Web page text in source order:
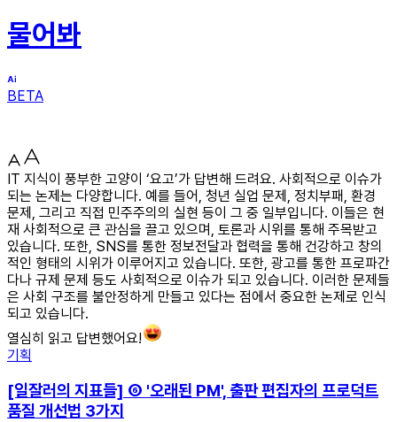
물어봐
BETA
IT 지식이 풍부한 고양이 ‘요고’가 답변해 드려요. 사회적으로 이슈가
되는 논제는 다양합니다. 예를 들어, 청년 실업 문제, 정치부패, 환경
문제, 그리고 직접 민주주의의 실현 등이 그 중 일부입니다. 이들은 현
재 사회적으로 큰 관심을 끌고 있으며, 토론과 시위를 통해 주목받고
있습니다. 또한, SNS를 통한 정보전달과 협력을 통해 건강하고 창의
적인 형태의 시위가 이루어지고 있습니다. 또한, 광고를 통한 프로파간
다나 규제 문제 등도 사회적으로 이슈가 되고 있습니다. 이러한 문제들
은 사회 구조를 불안정하게 만들고 있다는 점에서 중요한 논제로 인식
되고 있습니다.
열심히 읽고 답변했어요!
기획
[일잘러의 지표들] ⑥ '오래된 PM', 출판 편집자의 프로덕트
품질 개선법 3가지